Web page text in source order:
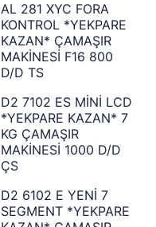
AL 281 XYC FORA
KONTROL *YEKPARE
KAZAN* ÇAMAŞIR
MAKİNESİ F16 800
D/D TS
D2 7102 ES MİNİ LCD
*YEKPARE KAZAN* 7
KG ÇAMAŞIR
MAKİNESİ 1000 D/D
ÇS
D2 6102 E YENİ 7
SEGMENT *YEKPARE